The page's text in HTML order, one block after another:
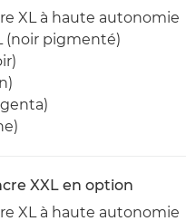
XL à haute autonomie
(noir pigmenté)
XXL en option
XL à haute autonomie